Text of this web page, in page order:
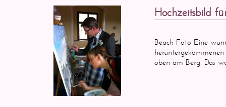
Hochzeitsbild
Beach Foto Eine
oben am Berg. Das